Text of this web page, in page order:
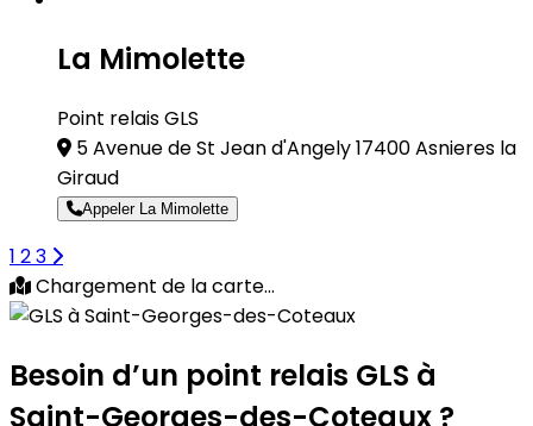
La Mimolette
Point relais GLS
5 Avenue de St Jean d'Angely 17400 Asnieres la
Giraud
Appeler La Mimolette
1 23
Chargement de la carte...
Besoin d’un point relais GLS à
Saint-Georges-des-Coteaux ?